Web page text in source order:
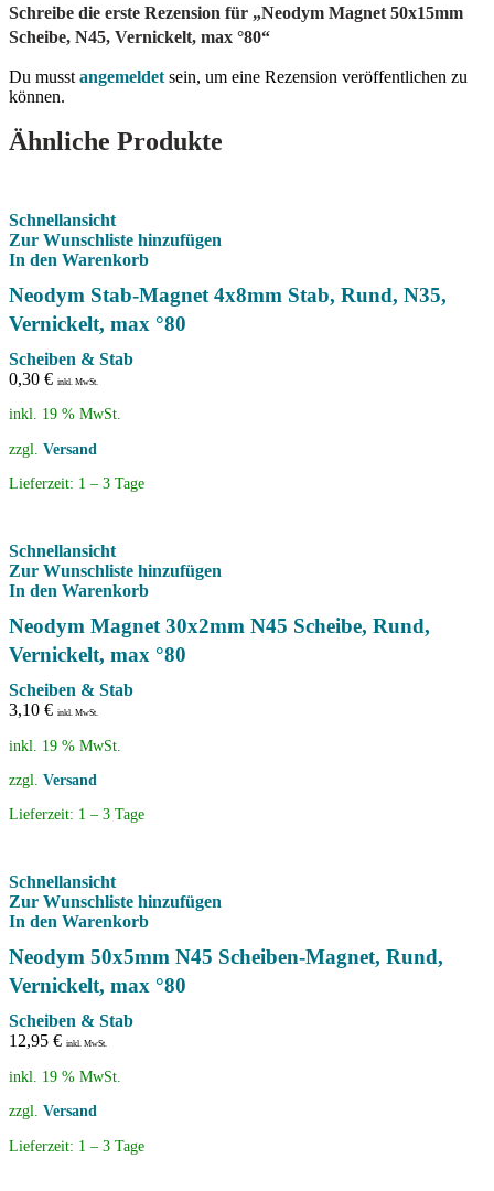
Schreibe die erste Rezension für „Neodym Magnet 50x15mm
Scheibe, N45, Vernickelt, max °80“
Du musst angemeldet sein, um eine Rezension veröffentlichen zu
können.
Ähnliche Produkte
Schnellansicht
Zur Wunschliste hinzufügen
In den Warenkorb
Neodym Stab-Magnet 4x8mm Stab, Rund, N35,
Vernickelt, max °80
Scheiben & Stab
0,30 € inkl. MwSt.
inkl. 19 % MwSt.
zzgl. Versand
Lieferzeit: 1 – 3 Tage
Schnellansicht
Zur Wunschliste hinzufügen
In den Warenkorb
Neodym Magnet 30x2mm N45 Scheibe, Rund,
Vernickelt, max °80
Scheiben & Stab
3,10 € inkl. MwSt.
inkl. 19 % MwSt.
zzgl. Versand
Lieferzeit: 1 – 3 Tage
Schnellansicht
Zur Wunschliste hinzufügen
In den Warenkorb
Neodym 50x5mm N45 Scheiben-Magnet, Rund,
Vernickelt, max °80
Scheiben & Stab
12,95 € inkl. MwSt.
inkl. 19 % MwSt.
zzgl. Versand
Lieferzeit: 1 – 3 Tage